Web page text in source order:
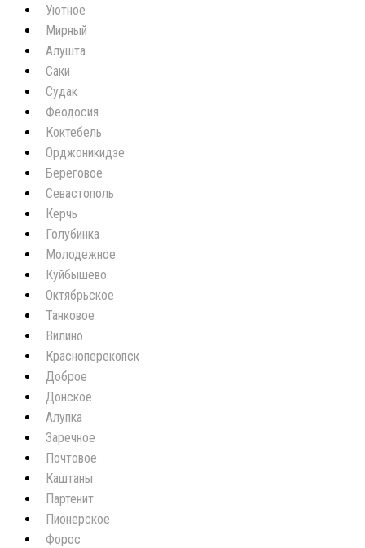
Уютное
Мирный
Алушта
Саки
Судак
Феодосия
Коктебель
Орджоникидзе
Береговое
Севастополь
Керчь
Голубинка
Молодежное
Куйбышево
Октябрьское
Танковое
Вилино
Красноперекопск
Доброе
Донское
Алупка
Заречное
Почтовое
Каштаны
Партенит
Пионерское
Форос